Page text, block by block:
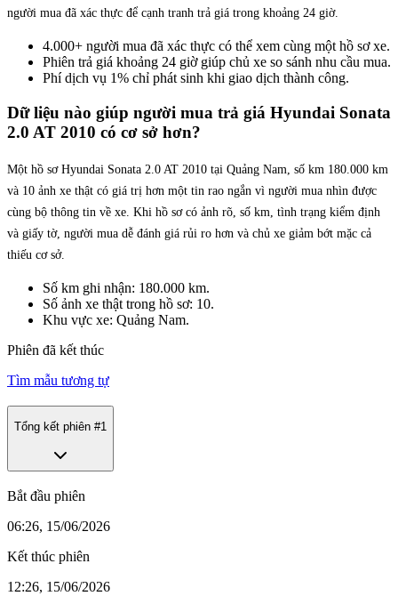
người mua đã xác thực để cạnh tranh trả giá trong khoảng 24 giờ.
4.000+ người mua đã xác thực có thể xem cùng một hồ sơ xe.
Phiên trả giá khoảng 24 giờ giúp chủ xe so sánh nhu cầu mua.
Phí dịch vụ 1% chỉ phát sinh khi giao dịch thành công.
Dữ liệu nào giúp người mua trả giá Hyundai Sonata
2.0 AT 2010 có cơ sở hơn?
Một hồ sơ Hyundai Sonata 2.0 AT 2010 tại Quảng Nam, số km 180.000 km
và 10 ảnh xe thật có giá trị hơn một tin rao ngắn vì người mua nhìn được
cùng bộ thông tin về xe. Khi hồ sơ có ảnh rõ, số km, tình trạng kiểm định
và giấy tờ, người mua dễ đánh giá rủi ro hơn và chủ xe giảm bớt mặc cả
thiếu cơ sở.
Số km ghi nhận: 180.000 km.
Số ảnh xe thật trong hồ sơ: 10.
Khu vực xe: Quảng Nam.
Phiên đã kết thúc
Tìm mẫu tương tự
Tổng kết phiên #1
Bắt đầu phiên
06:26, 15/06/2026
Kết thúc phiên
12:26, 15/06/2026